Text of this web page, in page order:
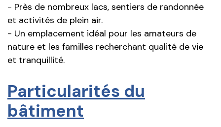
- Près de nombreux lacs, sentiers de randonnée
et activités de plein air.
- Un emplacement idéal pour les amateurs de
nature et les familles recherchant qualité de vie
et tranquillité.
Particularités du
bâtiment